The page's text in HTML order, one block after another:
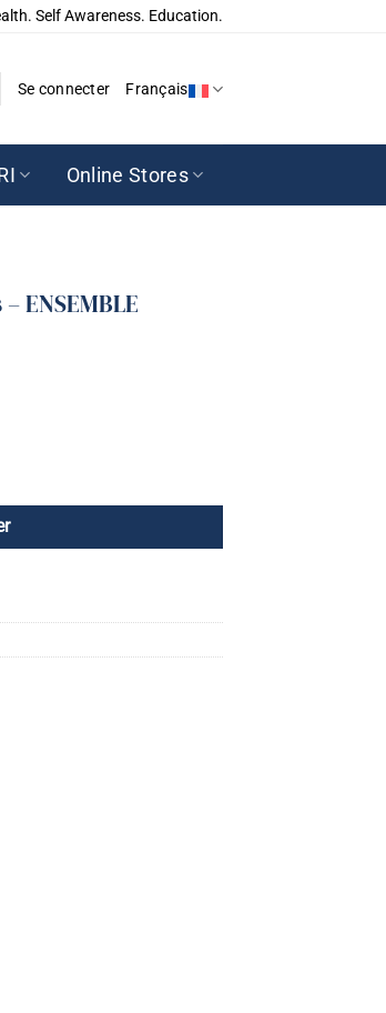
Self Awareness. Education.
Se connecter Français
Online Stores
ENSEMBLE
COMPLET - 6 DVD